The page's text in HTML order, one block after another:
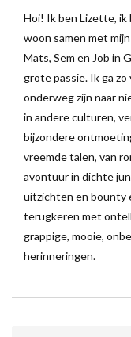
Hoi! Ik ben Lizette, ik
woon samen met
Mats, Sem en Job in
grote passie. Ik ga zo
onderweg zijn naar
in andere culturen,
bijzondere
vreemde talen, van
avontuur in dichte
uitzichten en bounty
terugkeren met
grappige, mooie,
herinneringen.